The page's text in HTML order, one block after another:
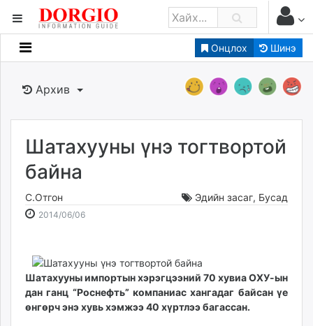
Онцлох Шинэ
Мэдээллийн
Банк санхүү
Бизнес ААН
Төрийн
dorgio.mn
Gogo.mn
news.mn
zindaa.mn
Baabar.mn
tovch.mn
Архив
Шатахууны үнэ тогтвортой
байна
С.Отгон Эдийн засаг, Бусад
2014/06/062014-
18:11:08
2026-
10:11:17
Шатахууны импортын хэрэгцээний 70 хувиа ОХУ-ын
дан ганц “Роснефть” компаниас хангадаг байсан үе
өнгөрч энэ хувь хэмжээ 40 хүртлээ багассан.